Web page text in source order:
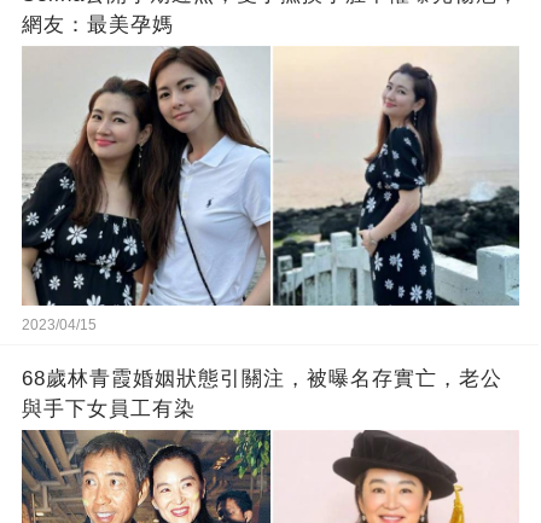
網友：最美孕媽
2023/04/15
68歲林青霞婚姻狀態引關注，被曝名存實亡，老公
與手下女員工有染